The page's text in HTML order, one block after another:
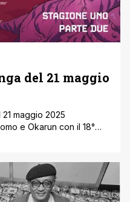
del 21 maggio
maggio 2025
e Okarun con il 18°
in hype per la
luglio? ' Visualizza questo